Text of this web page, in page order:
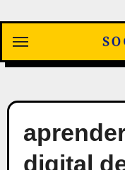
contenido
digital